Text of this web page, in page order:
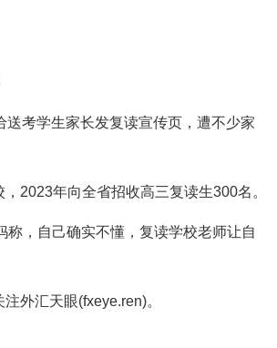
考学生家长发复读宣传页，遭不少家
年向全省招收高三复读生300名。
，自己确实不懂，复读学校老师让自
外汇天眼(fxeye.ren)。